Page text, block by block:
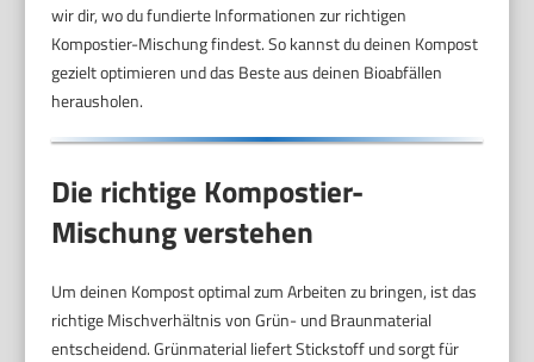
wir dir, wo du fundierte Informationen zur richtigen
Kompostier-Mischung findest. So kannst du deinen Kompost
gezielt optimieren und das Beste aus deinen Bioabfällen
herausholen.
Die richtige Kompostier-
Mischung verstehen
Um deinen Kompost optimal zum Arbeiten zu bringen, ist das
richtige Mischverhältnis von Grün- und Braunmaterial
entscheidend. Grünmaterial liefert Stickstoff und sorgt für